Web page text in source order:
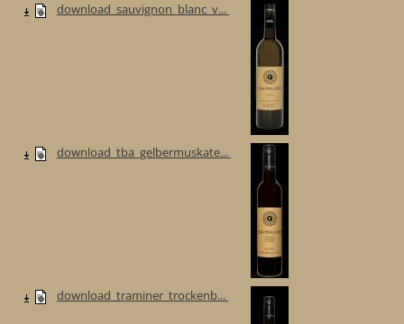
download_sauvignon_blanc_v...
download_tba_gelbermuskate...
download_traminer_trockenb...